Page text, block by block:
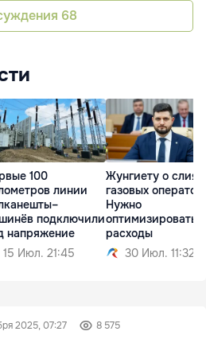
68
100
линии
подключили
напряжение
15 Июл. 21:45
Жунгиету о
газовых
Нужно
оптимизировать
расходы
30 Июл. 11:32
2025, 07:27 8 575